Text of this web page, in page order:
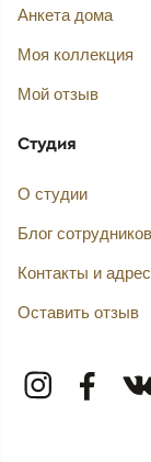
Анкета дома
Моя коллекция
Мой отзыв
Студия
О студии
Блог сотрудников
Контакты и
Оставить отзыв